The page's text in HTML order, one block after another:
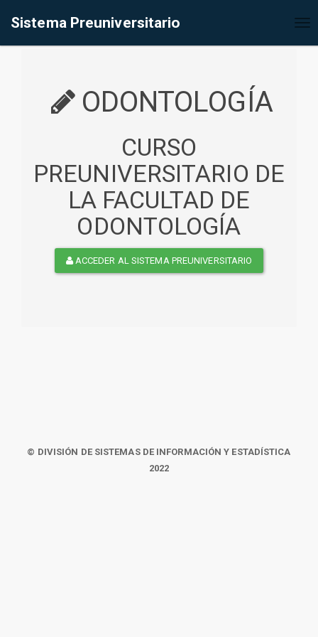
Sistema Preuniversitario
ODONTOLOGÍA
CURSO
PREUNIVERSITARIO DE
LA FACULTAD DE
ODONTOLOGÍA
ACCEDER AL SISTEMA PREUNIVERSITARIO
© DIVISIÓN DE SISTEMAS DE INFORMACIÓN Y ESTADÍSTICA
2022